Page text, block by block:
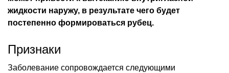
жидкости наружу, в результате чего будет
постепенно формироваться рубец.
Признаки
Заболевание сопровождается следующими